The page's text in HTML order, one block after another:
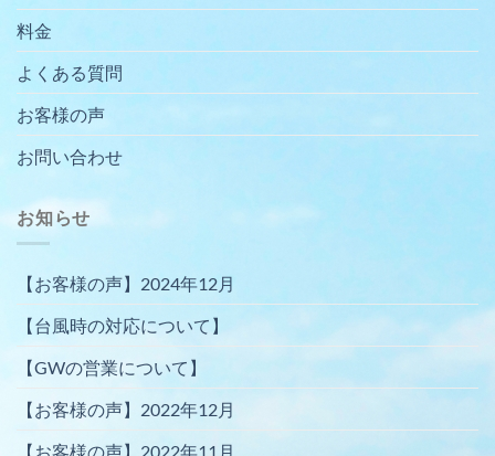
料金
よくある質問
お客様の声
お問い合わせ
お知らせ
【お客様の声】2024年12月
【台風時の対応について】
【GWの営業について】
【お客様の声】2022年12月
【お客様の声】2022年11月